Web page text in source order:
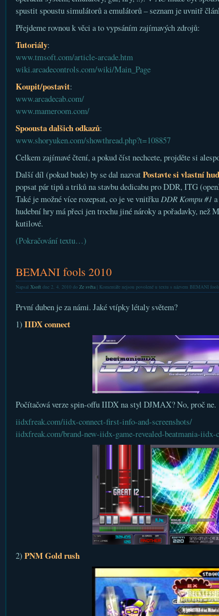
spustit spoustu simulátorů a emulátorů – seznam je uvnitř
Přejdeme rovnou k věci a to vypsáním zajímavých zdrojů:
Tutoriály:
www.tmsoft.com/article-arcade.htm
wiki.arcadecontrols.com/wiki/Main_Page
Koupit/postavit:
www.arcadecab.com/
www.mameroom.com/
Spoousta dalšich odkazů:
www.shoryuken.com/showthread.php?t=108857
Celkem zajímavé čtení, a pokud číst nechcete, projděte si
Další díl (pokud bude) by se dal nazvatPostavte si vlastní
popsat pár tipů a triků na stavbu dedicabu pro DDR, ITG
Také je možné více rozepsat, co je ve vnitřkuDDR Kompu #1 a
hudební hry má přeci jen trochu jiné nároky a pořadavky, než
kutilové.
(Pokračování textu…)
BEMANI fools 2010
Napsal Xsoftdne 2. 4. 2010 do Ze světa| Komentáře nejsou povolenéu textu s názvem BEMANI
První duben je za námi. Jaké vtípky létaly světem?
1) IIDX connect
Počítačová verze spin-offu IIDX na styl DJMAX? No, proč ne.
iidxfreak.com/iidx-connect-first-info-and-screenshots/
iidxfreak.com/brand-new-iidx-game-revealed-beatmania-iidx-
2) PNM Gold rush